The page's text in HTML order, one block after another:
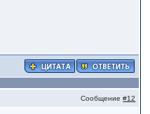
Сообщение#12